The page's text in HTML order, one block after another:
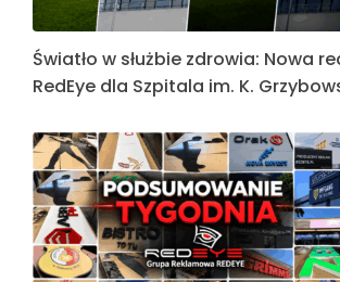
Światło w służbie zdrowia: Nowa
RedEye dla Szpitala im. K.